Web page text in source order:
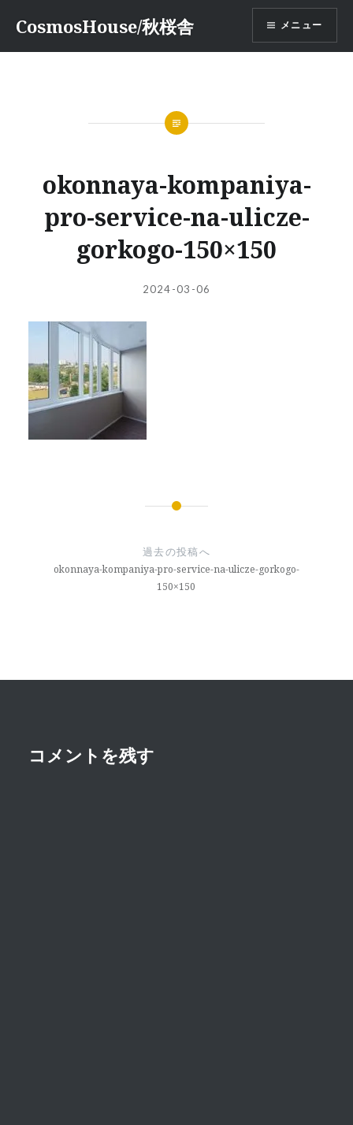
テ
CosmosHouse/秋桜舎 メニュー
okonnaya-kompaniya-
pro-service-na-ulicze-
gorkogo-150×150
投
者:
投
日:
2024-03-06
シ
過去の投稿へ
okonnaya-kompaniya-pro-service-na-ulicze-gorkogo-
150×150
コメントを残す